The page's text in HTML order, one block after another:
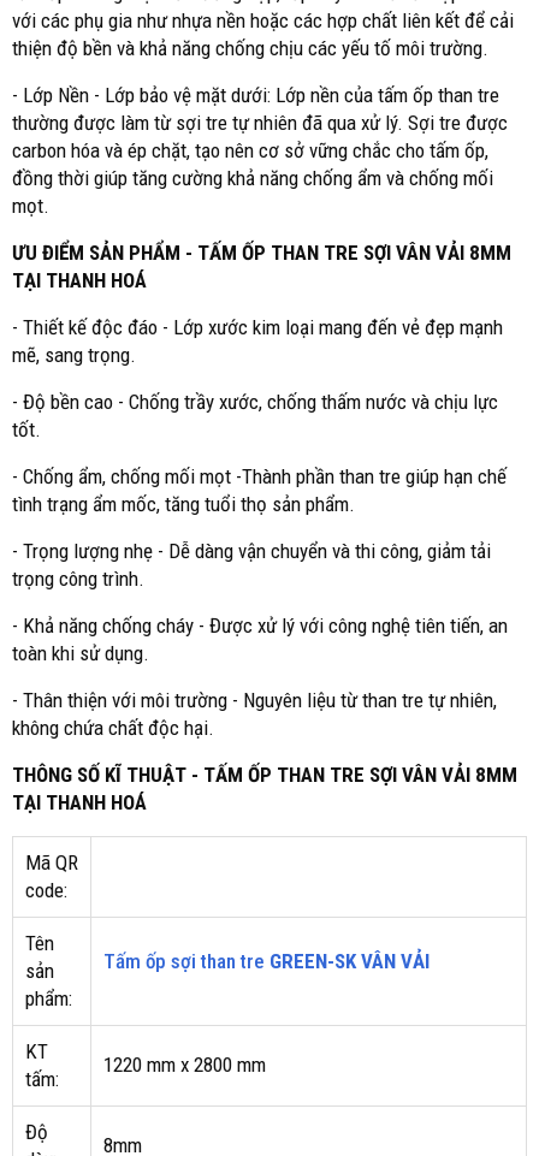
với các phụ gia như nhựa nền hoặc các hợp chất liên kết để cải
thiện độ bền và khả năng chống chịu các yếu tố môi trường.
- Lớp Nền - Lớp bảo vệ mặt dưới: Lớp nền của tấm ốp than tre
thường được làm từ sợi tre tự nhiên đã qua xử lý. Sợi tre được
carbon hóa và ép chặt, tạo nên cơ sở vững chắc cho tấm ốp,
đồng thời giúp tăng cường khả năng chống ẩm và chống mối
mọt.
ƯU ĐIỂM SẢN PHẨM - TẤM ỐP THAN TRE SỢI VÂN VẢI 8MM
TẠI THANH HOÁ
- Thiết kế độc đáo - Lớp xước kim loại mang đến vẻ đẹp mạnh
mẽ, sang trọng.
- Độ bền cao - Chống trầy xước, chống thấm nước và chịu lực
tốt.
- Chống ẩm, chống mối mọt -Thành phần than tre giúp hạn chế
tình trạng ẩm mốc, tăng tuổi thọ sản phẩm.
- Trọng lượng nhẹ - Dễ dàng vận chuyển và thi công, giảm tải
trọng công trình.
- Khả năng chống cháy - Được xử lý với công nghệ tiên tiến, an
toàn khi sử dụng.
- Thân thiện với môi trường - Nguyên liệu từ than tre tự nhiên,
không chứa chất độc hại.
THÔNG SỐ KĨ THUẬT - TẤM ỐP THAN TRE SỢI VÂN VẢI 8MM
TẠI THANH HOÁ
Mã QR
code:
Tên
sản
phẩm:
Tấm ốp sợi than tre GREEN-SK VÂN VẢI
KT
tấm:
1220 mm x 2800 mm
Độ
8mm